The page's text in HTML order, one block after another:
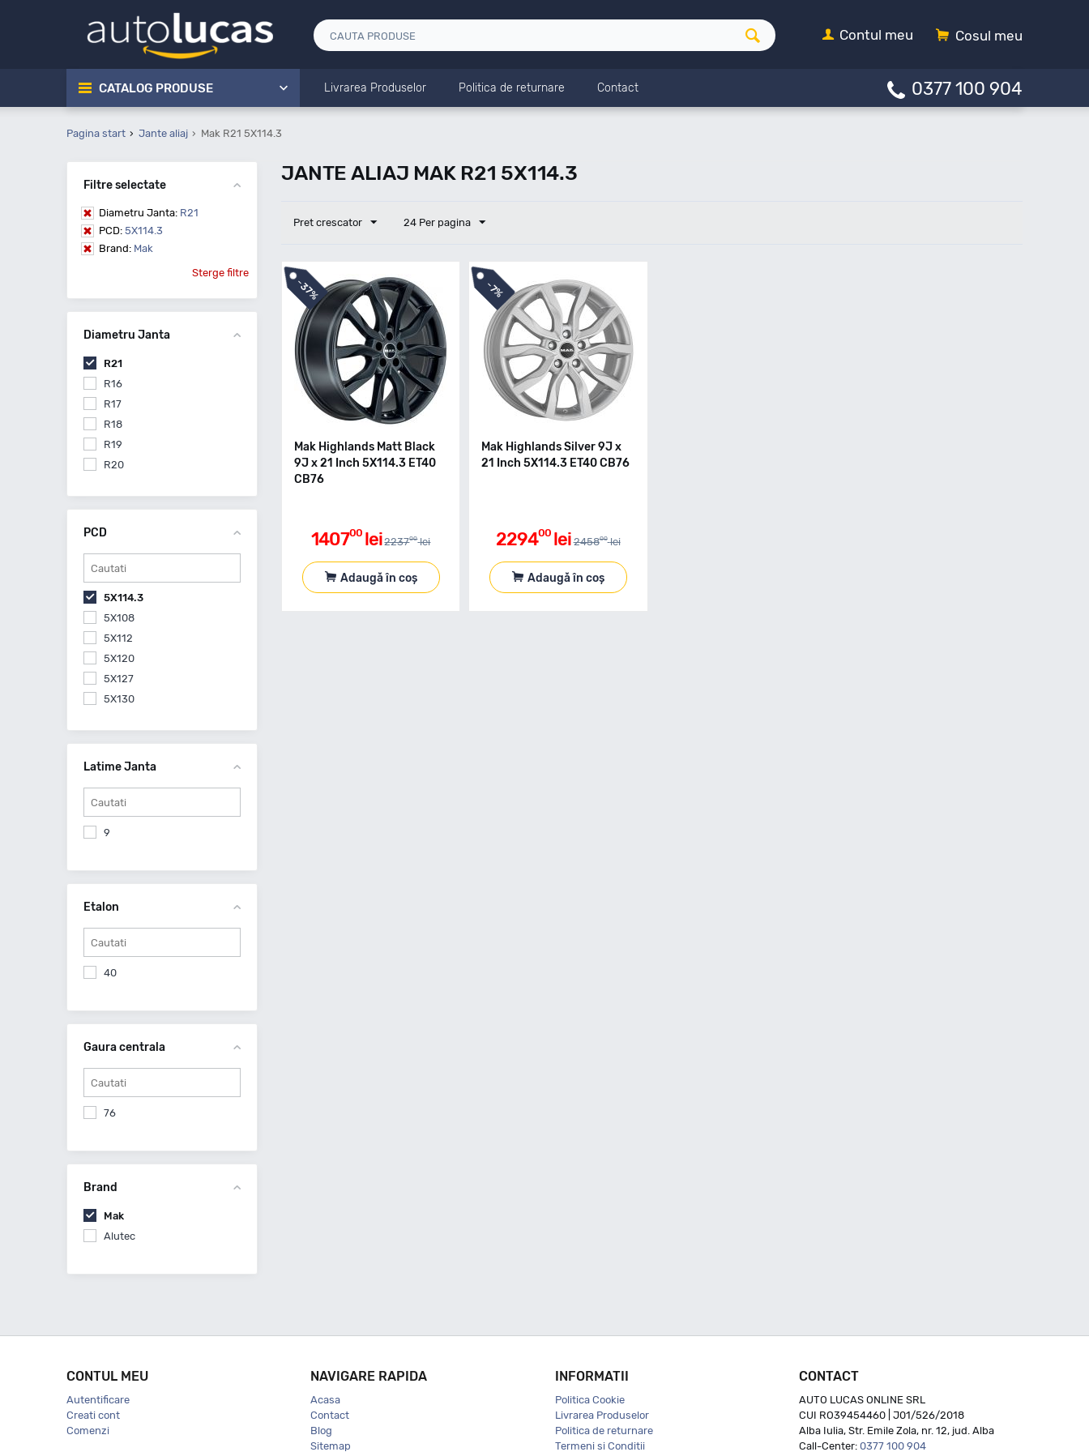
Cosul meu
Contul meu
CATALOG PRODUSE Livrarea Produselor Politica de returnare Contact 0377 100 904
Pagina start Jante aliaj Mak R21 5X114.3
JANTE ALIAJ MAK R21 5X114.3
Pret crescator 24 Per pagina
-37%
Mak Highlands Matt Black
9J x 21 Inch 5X114.3 ET40
CB76
140700 lei 223700 lei
Adaugă în coș
-
7%
Mak Highlands Silver 9J x
21 Inch 5X114.3 ET40 CB76
229400 lei 245800 lei
Adaugă în coș
Filtre selectate
Diametru Janta: R21
PCD: 5X114.3
Brand: Mak
Sterge filtre
Diametru Janta
R21
R16
R17
R18
R19
R20
PCD
5X114.3
5X108
5X112
5X120
5X127
5X130
Latime Janta
9
Etalon
40
Gaura centrala
76
Brand
Mak
Alutec
CONTUL MEU
Autentificare
Creati cont
Comenzi
NAVIGARE RAPIDA
Acasa
Contact
Blog
Sitemap
INFORMATII
Politica Cookie
Livrarea Produselor
Politica de returnare
Termeni si Conditii
CONTACT
AUTO LUCAS ONLINE SRL
CUI RO39454460 | J01/526/2018
Alba Iulia, Str. Emile Zola, nr. 12, jud. Alba
Call-Center: 0377 100 904